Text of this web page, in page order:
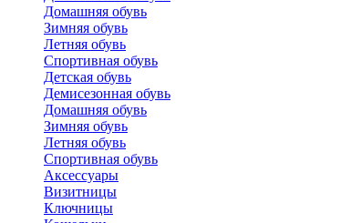
Домашняя обувь
Зимняя обувь
Летняя обувь
Спортивная обувь
Детская обувь
Демисезонная обувь
Домашняя обувь
Зимняя обувь
Летняя обувь
Спортивная обувь
Аксессуары
Визитницы
Ключницы